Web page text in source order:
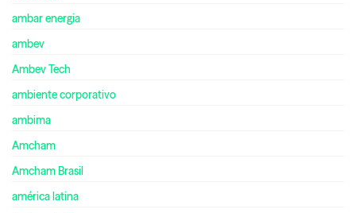
ambar energia
ambev
Ambev Tech
ambiente corporativo
ambima
Amcham
Amcham Brasil
américa latina